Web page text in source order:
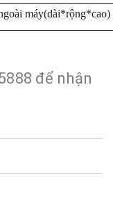
máy(dài*rộng*cao)
để nhận